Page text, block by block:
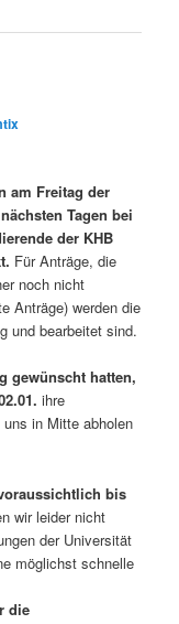
am Freitag der
Tagen bei
der KHB
Für Anträge, die
noch nicht
Anträge) werden die
und bearbeitet sind.
gewünscht hatten,
ihre
in Mitte abholen
bis
wir leider nicht
der Universität
möglichst schnelle
die